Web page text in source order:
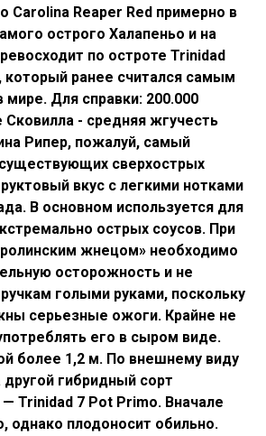
Carolina Reaper Red примерно в
острого Халапеньо и на
по остроте Trinidad
который ранее считался самым
Для справки: 200.000
- средняя жгучесть
Рипер, пожалуй, самый
сверхострых
вкус с легкими нотками
В основном используется для
острых соусов. При
жнецом» необходимо
осторожность и не
голыми руками, поскольку
серьезные ожоги. Крайне не
его в сыром виде.
более 1,2 м. По внешнему виду
гибридный сорт
— Trinidad 7 Pot Primo. Вначале
однако плодоносит обильно.